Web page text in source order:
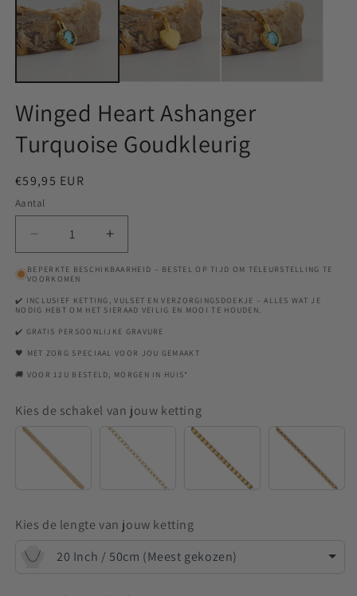
Winged Heart Ashanger
Turquoise Goudkleurig
Normale
prijs
€59,95 EUR
Aantal
Aantal
verlagen
voor
Heart
Goudkleurig
Aantal
verhogen
voor
Heart
Goudkleurig
BEPERKTE BESCHIKBAARHEID – BESTEL OP TIJD OM TELEURSTELLING TE
VOORKOMEN
✔️ INCLUSIEF KETTING, VULSET EN VERZORGINGSDOEKJE – ALLES WAT JE
NODIG HEBT OM HET SIERAAD VEILIG EN MOOI TE HOUDEN.
✔️ GRATIS PERSOONLIJKE GRAVURE
🖤 MET ZORG SPECIAAL VOOR JOU GEMAAKT
🚚 VOOR 12U BESTELD, MORGEN IN HUIS*
Kies de schakel van jouw ketting
Venetian
Kies de lengte van jouw ketting
20 Inch / 50cm (Meest gekozen)